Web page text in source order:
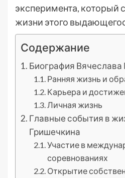
эксперимента, который
жизни этого
Содержание
Биография Вячеслава
Ранняя жизнь и
Карьера и
Личная жизнь
Главные события в
Гришечкина
Участие в
соревнованиях
Открытие